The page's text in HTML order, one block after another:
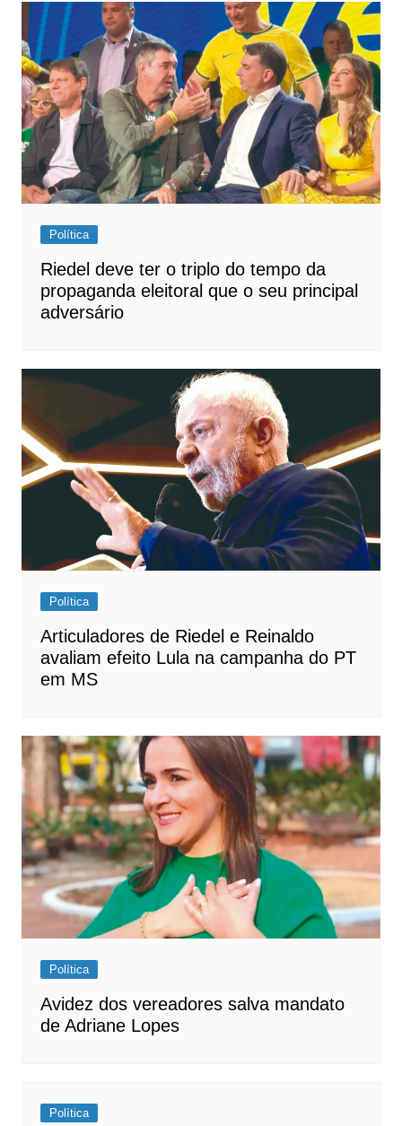
Política
Riedel deve ter o triplo do tempo da
propaganda eleitoral que o seu principal
adversário
Política
Articuladores de Riedel e Reinaldo
avaliam efeito Lula na campanha do PT
em MS
Política
Avidez dos vereadores salva mandato
de Adriane Lopes
Política